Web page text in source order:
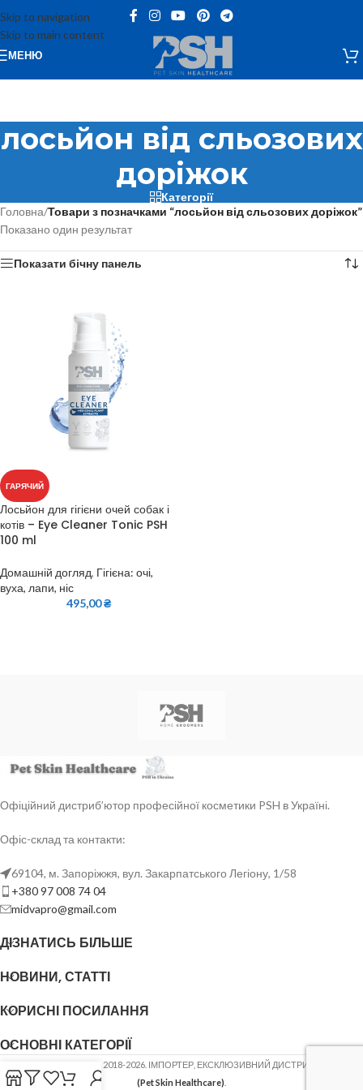
Skip to navigation
Skip to main content
МЕНЮ
лосьйон від сльозових
доріжок
Категорії
Головна/Товари з позначками “лосьйон від сльозових доріжок”
Показано один результат
Показати бічну панель
ГАРЯЧИЙ
Лосьйон для гігієни очей собак і
котів – Eye Cleaner Tonic PSH
100 ml
Домашній догляд, Гігієна: очі,
вуха, лапи, ніс
495,00₴
Офіційний дистриб’ютор професійної косметики PSH в Україні.
Офіс-склад та контакти:
69104, м. Запоріжжя, вул. Закарпатського Легіону, 1/58
+380 97 008 74 04
midvapro@gmail.com
ДІЗНАТИСЬ БІЛЬШЕ
НОВИНИ, СТАТТІ
КОРИСНІ ПОСИЛАННЯ
ОСНОВНІ КАТЕГОРІЇ
2018-2026. ІМПОРТЕР, ЕКСКЛЮЗИВНИЙ ДИСТРИБ'ЮТОР
(Pet Skin Healthcare)